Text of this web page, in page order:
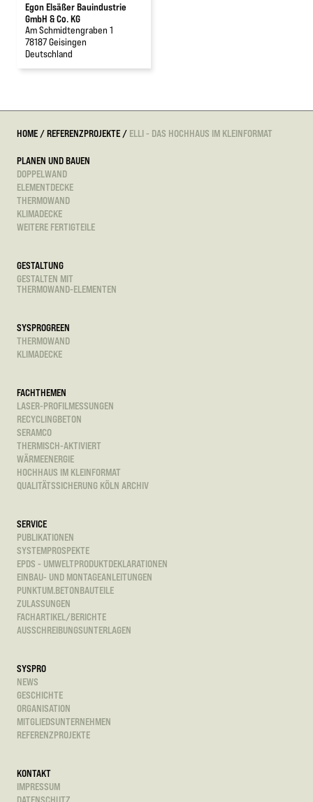
Egon Elsäßer Bauindustrie
GmbH & Co. KG
Am Schmidtengraben 1
78187 Geisingen
Deutschland
HOME /REFERENZPROJEKTE / ELLI - DAS HOCHHAUS IM KLEINFORMAT
PLANEN UND BAUEN
DOPPELWAND
ELEMENTDECKE
THERMOWAND
KLIMADECKE
WEITERE FERTIGTEILE
GESTALTUNG
GESTALTEN MIT
THERMOWAND-ELEMENTEN
SYSPROGREEN
THERMOWAND
KLIMADECKE
FACHTHEMEN
LASER-PROFILMESSUNGEN
RECYCLINGBETON
SERAMCO
THERMISCH-AKTIVIERT
WÄRMEENERGIE
HOCHHAUS IM KLEINFORMAT
QUALITÄTSSICHERUNG KÖLN ARCHIV
SERVICE
PUBLIKATIONEN
SYSTEMPROSPEKTE
EPDS - UMWELTPRODUKTDEKLARATIONEN
EINBAU- UND MONTAGEANLEITUNGEN
PUNKTUM.BETONBAUTEILE
ZULASSUNGEN
FACHARTIKEL/BERICHTE
AUSSCHREIBUNGSUNTERLAGEN
SYSPRO
NEWS
GESCHICHTE
ORGANISATION
MITGLIEDSUNTERNEHMEN
REFERENZPROJEKTE
KONTAKT
IMPRESSUM